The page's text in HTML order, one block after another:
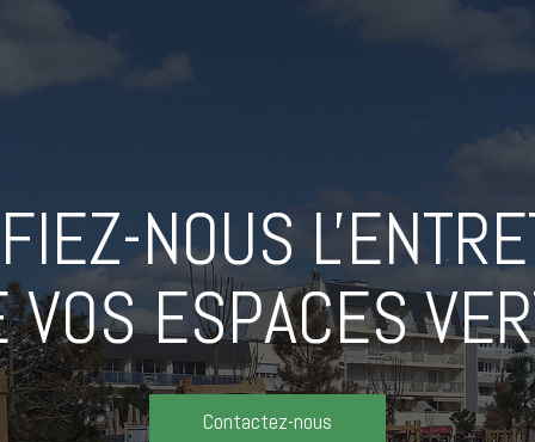
NOUS
VOS ESPACES
Contactez-nous